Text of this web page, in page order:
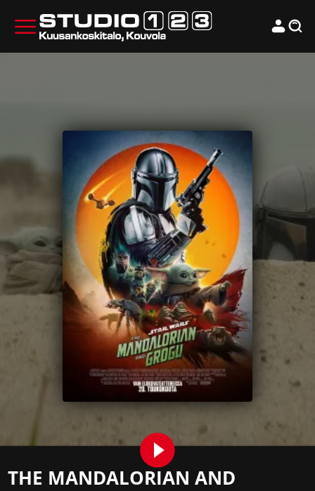
THE MANDALORIAN AND